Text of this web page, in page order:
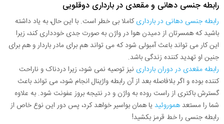
رابطه جنسی دهانی و مقعدی در بارداری دوقلویی
رابطه جنسی دهانی در بارداریکاملا بی خطر است. با این حال، به یاد داشته
باشید که همسرتان از دمیدن هوا در واژن به صورت جدی خودداری کند، زیرا
این کار می تواند باعث آمبولی شود که می تواند هم برای مادر باردار و هم برای
جنین او تهدید کننده زندگی باشد.
رابطه مقعدی در دوران بارداری نیز توصیه نمی شود، زیرا دردناک و ناراحت
کننده بوده و اگر بلافاصله بعد از آن رابطه واژینال انجام شود، می تواند باعث
گسترش باکتری از راست روده به واژن و در نتیجه بروز عفونت شود. به علاوه
شما را مستعد هموروئید یا همان بواسیر خواهد کرد، پس دور این نوع خاص از
رابطه جنسی را خط قرمز بکشید!